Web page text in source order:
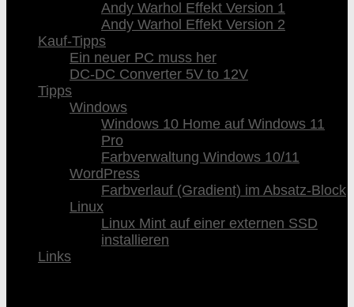
Andy Warhol Effekt Version 1
Andy Warhol Effekt Version 2
Kauf-Tipps
Ein neuer PC muss her
DC-DC Converter 5V to 12V
Tipps
Windows
Windows 10 Home auf Windows 11
Pro
Farbverwaltung Windows 10/11
WordPress
Farbverlauf (Gradient) im Absatz-Block
Linux
Linux Mint auf einer externen SSD
installieren
Links